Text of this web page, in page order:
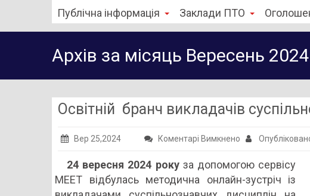
Публічна інформація
Заклади ПТО
Архів за місяць Вересень 2024
Освітній бранч викладачів
Вер 25,2024 Коментарі Вимкнено до
бранч
викладачів
24 вересня 2024 рокуза допомогою сервісу
MEET відбулась методична онлайн-зустріч із